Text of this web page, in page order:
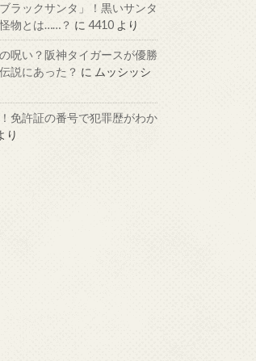
ラックサンタ」！黒いサンタ
物とは……？ に 4410 より
呪い？阪神タイガースが優勝
説にあった？ に ムッシッシ
免許証の番号で犯罪歴がわか
り